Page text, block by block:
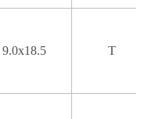
9.0x18.5 T